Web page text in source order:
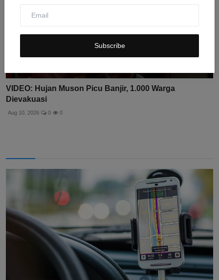
Subscribe
VIDEO: Hujan Muson Picu Banjir, 1.000 Warga
Dievakuasi
Aug 10, 2026 0 0